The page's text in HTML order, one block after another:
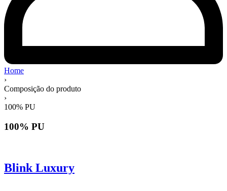
Home
›
Composição do produto
›
100% PU
100% PU
Blink Luxury